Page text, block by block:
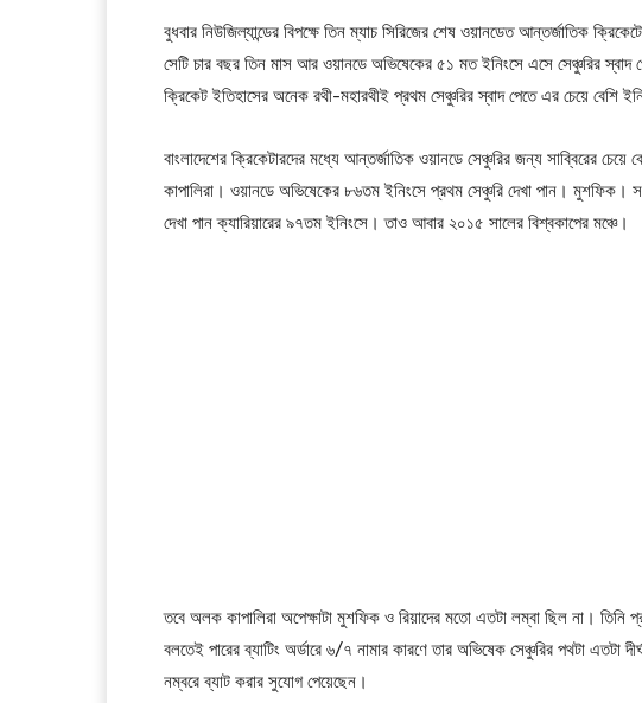
বুধবার নিউজিল্যান্ডের বিপক্ষে তিন ম্যাচ সিরিজের শেষ ওয়ানডেত আন্তর্জাতিক
সেটি চার বছর তিন মাস আর ওয়ানডে অভিষেকের ৫১ মত ইনিংসে এসে সেঞ্চুরির স্বাদ
ক্রিকেট ইতিহাসের অনেক রথী-মহারথীই প্রথম সেঞ্চুরির স্বাদ পেতে এর চেয়ে বেশি
বাংলাদেশের ক্রিকেটারদের মধ্যে আন্তর্জাতিক ওয়ানডে সেঞ্চুরির জন্য সাব্বিরের
কাপালিরা। ওয়ানডে অভিষেকের ৮৬তম ইনিংসে প্রথম সেঞ্চুরি দেখা পান। মুশফিক।
দেখা পান ক্যারিয়ারের ৯৭তম ইনিংসে। তাও আবার ২০১৫ সালের বিশ্বকাপের মঞ্চে।
তবে অলক কাপালিরা অপেক্ষাটা মুশফিক ও রিয়াদের মতো এতটা লম্বা ছিল না। তিনি
বলতেই পারের ব্যাটিং অর্ডারে ৬/৭ নামার কারণে তার অভিষেক সেঞ্চুরির পথটা এতটা
নম্বরে ব্যাট করার সুযোগ পেয়েছেন।